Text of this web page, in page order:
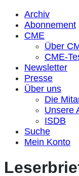
Archiv
Abonnement
CME
Über
CME-
Newsletter
Presse
Über uns
Die
Unsere
ISDB
Suche
Mein Konto